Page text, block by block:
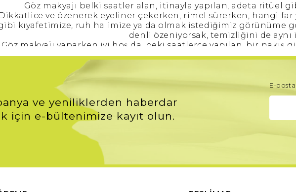
Göz makyajı belki saatler alan, itinayla yapılan, adeta ritüel
Dikkatlice ve özenerek eyeliner çekerken, rimel sürerken, hangi
kıyafetimize, ruh halimize ya da olmak istediğimiz görünüme
denli özeniyorsak, temizliğini de aynı
Göz makyajı yaparken iyi hoş da, peki saatlerce yapılan, bir
oluyor muyuz her
Günün yorgunluğuna kendimizi kaptırıp, temizlememiz gereken
bakımızı için yaptığımız en
Bütün gün bakımlı ve güzel görünmek için, ya da bulunduğumuz
için, akma dağılma bozulma gibi sıkıntılar olmasın diye suya
Göz makyajı temizlemeyi ertelemek kadar onu baştan savar gibi
kırılan ya da kopan kirpiklerin, dökülen kaşların canımızı
suyla temas ettiğinde bile
Göz Makyajı Temizlerken Dikkat
Göz çevresi cildimizin en hassas olduğu bölgedir. Dolayısıyla
kapaklarındaki makyajı temizlerken nazikçe
ve yeniliklerden haberdar
için e-bültenimize kayıt olun.
E-